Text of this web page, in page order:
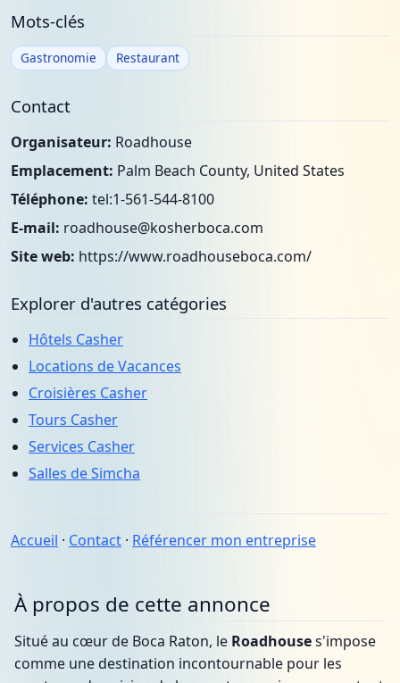
Mots-clés
Gastronomie Restaurant
Contact
Organisateur: Roadhouse
Emplacement: Palm Beach County, United States
Téléphone: tel:1-561-544-8100
E-mail: roadhouse@kosherboca.com
Site web: https://www.roadhouseboca.com/
Explorer d'autres catégories
Hôtels Casher
Locations de Vacances
Croisières Casher
Tours Casher
Services Casher
Salles de Simcha
Accueil · Contact · Référencer mon entreprise
À propos de cette annonce
Situé au cœur de Boca Raton, le Roadhouses'impose
comme une destination incontournable pour les